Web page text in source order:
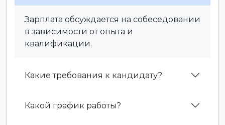
Зарплата обсуждается на собеседовании
в зависимости от опыта и
квалификации.
Какие требования к кандидату?
Какой график работы?